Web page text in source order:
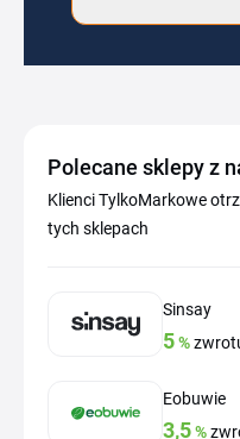
Polecane sklepy z
Klienci TylkoMarkowe
tych sklepach
Sinsay
5%
Eobuwie
3,5%